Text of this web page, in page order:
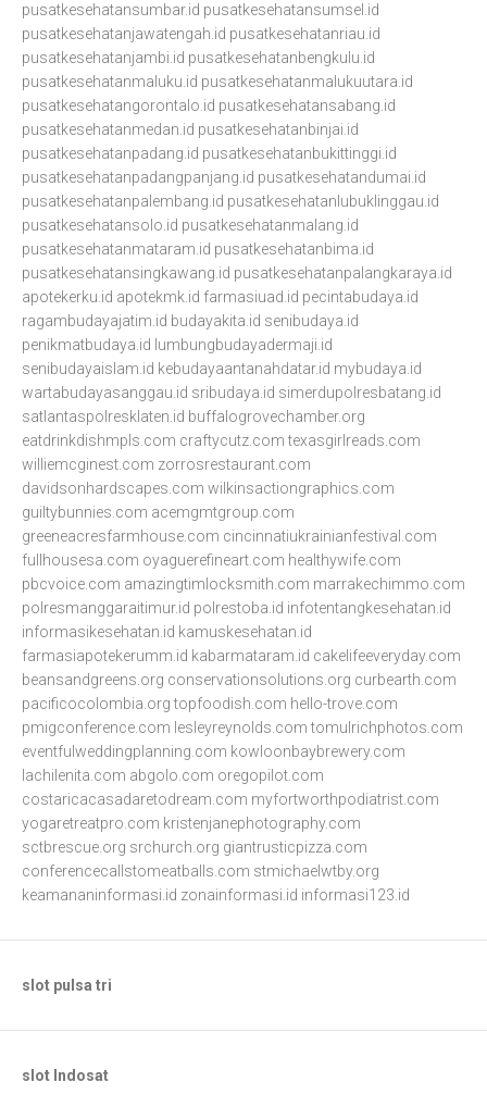
pusatkesehatansumbar.id pusatkesehatansumsel.id
pusatkesehatanjawatengah.id pusatkesehatanriau.id
pusatkesehatanjambi.id pusatkesehatanbengkulu.id
pusatkesehatanmaluku.id pusatkesehatanmalukuutara.id
pusatkesehatangorontalo.id pusatkesehatansabang.id
pusatkesehatanmedan.id pusatkesehatanbinjai.id
pusatkesehatanpadang.id pusatkesehatanbukittinggi.id
pusatkesehatanpadangpanjang.id pusatkesehatandumai.id
pusatkesehatanpalembang.id pusatkesehatanlubuklinggau.id
pusatkesehatansolo.id pusatkesehatanmalang.id
pusatkesehatanmataram.id pusatkesehatanbima.id
pusatkesehatansingkawang.id pusatkesehatanpalangkaraya.id
apotekerku.id apotekmk.id farmasiuad.id pecintabudaya.id
ragambudayajatim.id budayakita.id senibudaya.id
penikmatbudaya.id lumbungbudayadermaji.id
senibudayaislam.id kebudayaantanahdatar.id mybudaya.id
wartabudayasanggau.id sribudaya.id simerdupolresbatang.id
satlantaspolresklaten.id buffalogrovechamber.org
eatdrinkdishmpls.com craftycutz.com texasgirlreads.com
williemcginest.com zorrosrestaurant.com
davidsonhardscapes.com wilkinsactiongraphics.com
guiltybunnies.com acemgmtgroup.com
greeneacresfarmhouse.com cincinnatiukrainianfestival.com
fullhousesa.com oyaguerefineart.com healthywife.com
pbcvoice.com amazingtimlocksmith.com marrakechimmo.com
polresmanggaraitimur.id polrestoba.id infotentangkesehatan.id
informasikesehatan.id kamuskesehatan.id
farmasiapotekerumm.id kabarmataram.id cakelifeeveryday.com
beansandgreens.org conservationsolutions.org curbearth.com
pacificocolombia.org topfoodish.com hello-trove.com
pmigconference.com lesleyreynolds.com tomulrichphotos.com
eventfulweddingplanning.com kowloonbaybrewery.com
lachilenita.com abgolo.com oregopilot.com
costaricacasadaretodream.com myfortworthpodiatrist.com
yogaretreatpro.com kristenjanephotography.com
sctbrescue.org srchurch.org giantrusticpizza.com
conferencecallstomeatballs.com stmichaelwtby.org
keamananinformasi.id zonainformasi.id informasi123.id
slot pulsa tri
slot Indosat